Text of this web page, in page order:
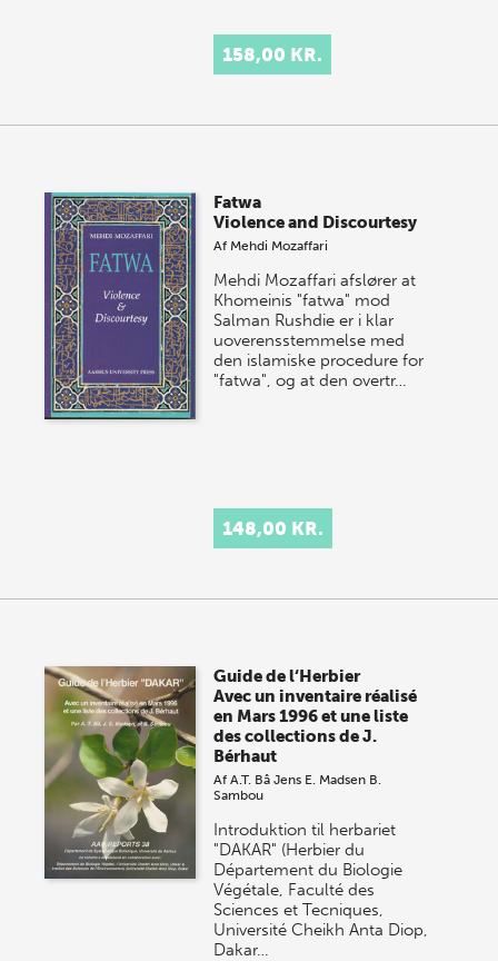
158,00 KR.
Fatwa
Violence and Discourtesy
Af Mehdi Mozaffari
Mehdi Mozaffari afslører at
Khomeinis "fatwa" mod
Salman Rushdie er i klar
uoverensstemmelse med
den islamiske procedure for
"fatwa", og at den overtr…
148,00 KR.
Guide de l‘Herbier
Avec un inventaire réalisé
en Mars 1996 et une liste
des collections de J.
Bérhaut
AfA.T. Bâ Jens E. Madsen B.
Sambou
Introduktion til herbariet
"DAKAR" (Herbier du
Département du Biologie
Végétale, Faculté des
Sciences et Tecniques,
Université Cheikh Anta Diop,
Dakar…